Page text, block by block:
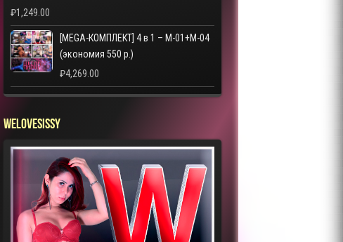
₽1,249.00
[MEGA-КОМПЛЕКТ] 4 в 1 – M-01+M-04
(экономия 550 р.)
₽4,269.00
WELOVESISSY